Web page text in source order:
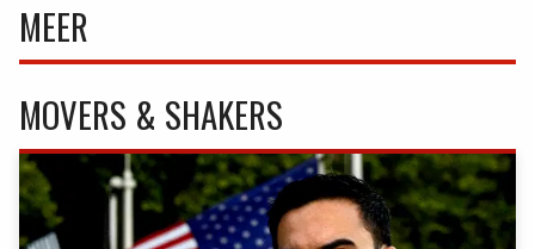
MEER
MOVERS & SHAKERS